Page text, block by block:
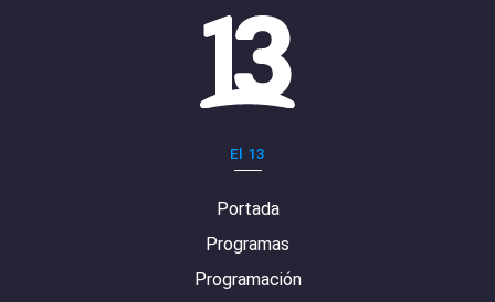
El 13
Portada
Programas
Programación